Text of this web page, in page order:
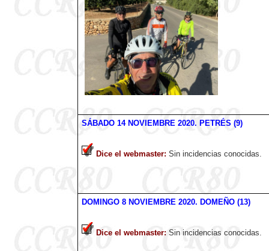
SÁBADO14 NOVIEMBRE 2020. PETRÉS (9)
Dice el webmaster: Sin incidencias conocidas.
DOMINGO 8 NOVIEMBRE 2020. DOMEÑO (13)
Dice el webmaster: Sin incidencias conocidas.